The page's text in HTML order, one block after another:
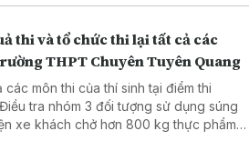
thi và tổ chức thi lại tất cả các
THPT Chuyên Tuyên Quang
các môn thi của thí sinh tại điểm thi